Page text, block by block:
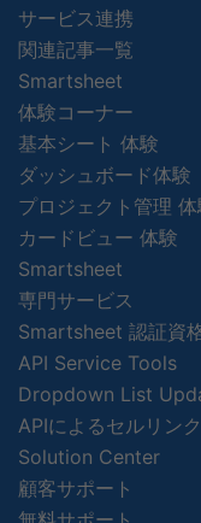
サービス連携
関連記事一覧
Smartsheet
体験コーナー
基本シート 体験
ダッシュボード体験
プロジェクト管理 体
カードビュー 体験
Smartsheet
専門サービス
Smartsheet 認証資
API Service Tools
Dropdown List
APIによるセルリン
Solution Center
顧客サポート